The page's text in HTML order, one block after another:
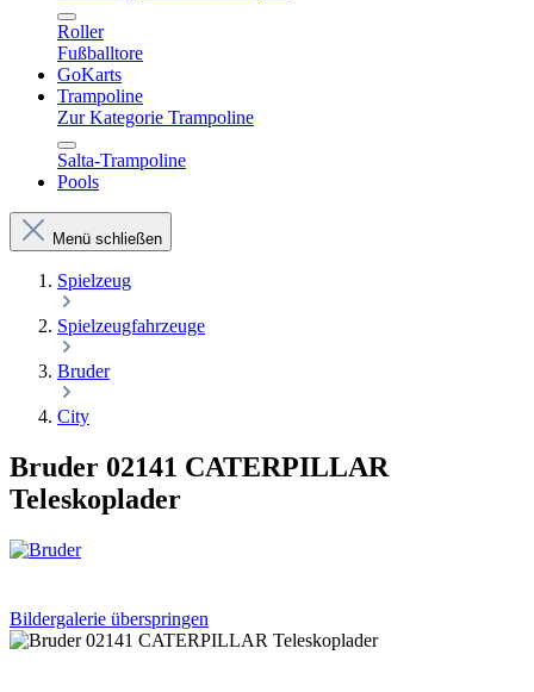
Roller
Fußballtore
GoKarts
Trampoline
Zur Kategorie Trampoline
Salta-Trampoline
Pools
Menü schließen
Spielzeug
Spielzeugfahrzeuge
Bruder
City
Bruder 02141 CATERPILLAR
Teleskoplader
Bildergalerie überspringen